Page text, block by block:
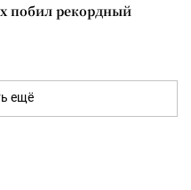
побил рекордный
ещё